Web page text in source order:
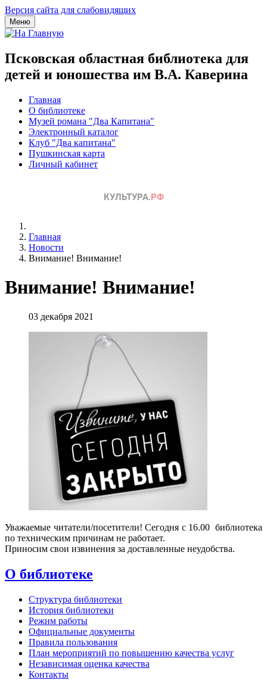
Версия сайта для слабовидящих
Меню
Псковская областная библиотека для
детей и юношества им В.А. Каверина
Главная
О библиотеке
Музей романа "Два Капитана"
Электронный каталог
Клуб "Два капитана"
Пушкинская карта
Личный кабинет
Главная
Новости
Внимание! Внимание!
Внимание! Внимание!
03 декабря 2021
Уважаемые читатели/посетители! Сегодня с 16.00 библиотека
по техническим причинам не работает.
Приносим свои извинения за доставленные неудобства.
О библиотеке
Структура библиотеки
История библиотеки
Режим работы
Официальные документы
Правила пользования
План мероприятий по повышению качества услуг
Независимая оценка качества
Контакты